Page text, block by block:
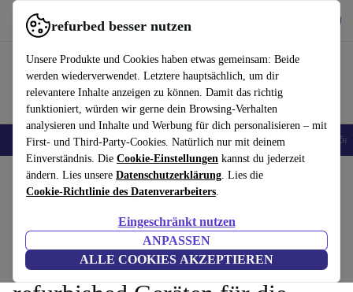
refurbed besser nutzen
Unsere Produkte und Cookies haben etwas gemeinsam: Beide
werden wiederverwendet. Letztere hauptsächlich, um dir
relevantere Inhalte anzeigen zu können. Damit das richtig
funktioniert, würden wir gerne dein Browsing-Verhalten
analysieren und Inhalte und Werbung für dich personalisieren – mit
First- und Third-Party-Cookies. Natürlich nur mit deinem
Einverständnis. Die Cookie-Einstellungen kannst du jederzeit
ändern. Lies unsere Datenschutzerklärung. Lies die
Cookie-Richtlinie des Datenverarbeiters.
Eingeschränkt nutzen
ANPASSEN
ALLE COOKIES AKZEPTIEREN
refurbed schnell und einfach nutzen
🎒 Back to school Handys Laptops Tablets Smartwatches Zubehör
Home Blog
Smartes Shopping für Familien:
Die Vorteile des Kaufs von